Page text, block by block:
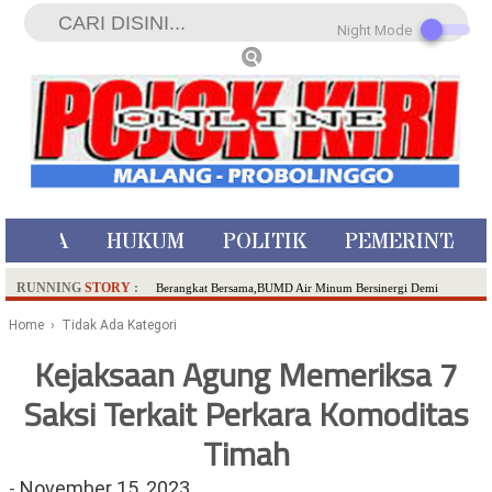
HUKUM POLITIK
RUNNING STORY : Berangkat Bersama,BUMD Air Minum Bersinergi Demi
Ditangkap di Kediri,Satu Buron
SDN Sumberejo 02 Kota Batu Kembangkan Program Inovasi
Literasi Melalui LASKAR JODA, Usung Filosofi Gelar Sehelai
Ambulance Dari Berbagai Daerah Padati Kota Wisata Batu
Home › Tidak Ada Kategori
Kejaksaan Agung Memeriksa 7
Saksi Terkait Perkara Komoditas
Timah
Night Mode